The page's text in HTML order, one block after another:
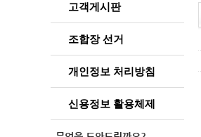
고객게시판
조합장 선거
개인정보 처리방침
신용정보 활용체제